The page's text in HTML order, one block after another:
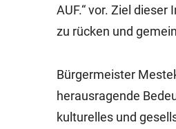
AUF.“ vor. Ziel
zu rücken und
Bürgermeister
herausragende
kulturelles und